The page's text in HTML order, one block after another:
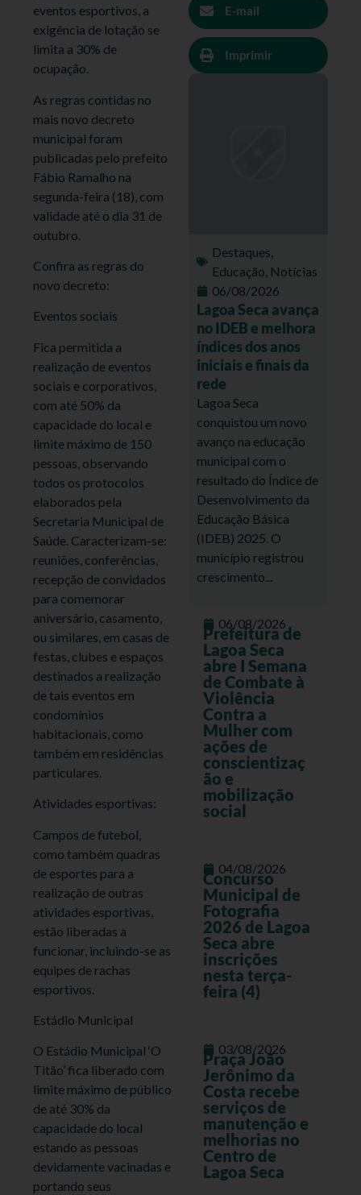
eventos esportivos, a
exigência de lotação se
limita a 30% de
ocupação.
As regras contidas no
mais novo decreto
municipal foram
publicadas pelo prefeito
Fábio Ramalho na
segunda-feira (18), com
validade até o dia 31 de
outubro.
Confira as regras do
novo decreto:
Eventos sociais
Fica permitida a
realização de eventos
sociais e corporativos,
com até 50% da
capacidade do local e
limite máximo de 150
pessoas, observando
todos os protocolos
elaborados pela
Secretaria Municipal de
Saúde. Caracterizam-se:
reuniões, conferências,
recepção de convidados
para comemorar
aniversário, casamento,
ou similares, em casas de
festas, clubes e espaços
destinados a realização
de tais eventos em
condomínios
habitacionais, como
também em residências
particulares.
Atividades esportivas:
Campos de futebol,
como também quadras
de esportes para a
realização de outras
atividades esportivas,
estão liberadas a
funcionar, incluindo-se as
equipes de rachas
esportivos.
Estádio Municipal
O Estádio Municipal ‘O
Titão’ fica liberado com
limite máximo de público
de até 30% da
capacidade do local
estando as pessoas
devidamente vacinadas e
portando seus
E-mail
Imprimir
Destaques,
Educação, Notícias
06/08/2026
Lagoa Seca avança
no IDEB e melhora
índices dos anos
iniciais e finais da
rede
Lagoa Seca
conquistou um novo
avanço na educação
municipal com o
resultado do Índice de
Desenvolvimento da
Educação Básica
(IDEB) 2025. O
município registrou
crescimento...
06/08/2026
Prefeitura de
Lagoa Seca
abre I Semana
de Combate à
Violência
Contra a
Mulher com
ações de
conscientizaç
ão e
mobilização
social
04/08/2026
Concurso
Municipal de
Fotografia
2026 de Lagoa
Seca abre
inscrições
nesta terça-
feira (4)
03/08/2026
Praça João
Jerônimo da
Costa recebe
serviços de
manutenção e
melhorias no
Centro de
Lagoa Seca